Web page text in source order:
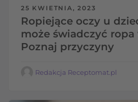
25 KWIETNIA, 2023
Ropiejące oczy u
może świadczyć ropa
Poznaj przyczyny
Redakcja Receptomat.pl